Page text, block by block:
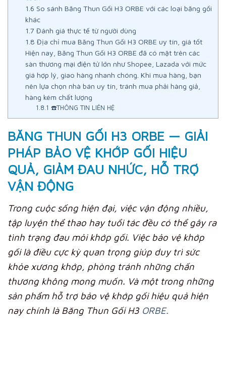
1.6 So sánh Băng Thun Gối H3 ORBE với các loại băng gối
khác
1.7 Đánh giá thực tế từ người dùng
1.8 Địa chỉ mua Băng Thun Gối H3 ORBE uy tín, giá tốt
Hiện nay, Băng Thun Gối H3 ORBE đã có mặt trên các
sàn thương mại điện tử lớn như Shopee, Lazada với mức
giá hợp lý, giao hàng nhanh chóng. Khi mua hàng, bạn
nên lựa chọn nhà bán uy tín, tránh mua phải hàng giả,
hàng kém chất lượng
1.8.1 ☎️THÔNG TIN LIÊN HỆ
BĂNG THUN GỐI H3 ORBE — GIẢI
PHÁP BẢO VỆ KHỚP GỐI HIỆU
QUẢ, GIẢM ĐAU NHỨC, HỖ TRỢ
VẬN ĐỘNG
Trong cuộc sống hiện đại, việc vận động nhiều,
tập luyện thể thao hay tuổi tác đều có thể gây ra
tình trạng đau mỏi khớp gối. Việc bảo vệ khớp
gối là điều cực kỳ quan trọng giúp duy trì sức
khỏe xương khớp, phòng tránh những chấn
thương không mong muốn. Và một trong những
sản phẩm hỗ trợ bảo vệ khớp gối hiệu quả hiện
nay chính là Băng Thun Gối H3 ORBE.